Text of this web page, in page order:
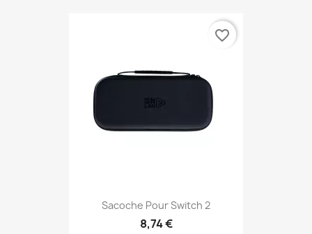
Sacoche Pour Switch 2
8,74 €
favorite_border